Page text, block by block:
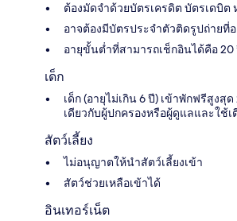
ต้องมัดจำด้วยบัตรเครดิต บัตรเดบิต
อาจต้องมีบัตรประจำตัวติดรูปถ่ายที่
อายุขั้นต่ำที่สามารถเช็กอินได้คือ 20
เด็ก
เด็ก (อายุไม่เกิน 6 ปี) เข้าพักฟรีสูงสุ
เดียวกับผู้ปกครองหรือผู้ดูแลและใช้
สัตว์เลี้ยง
ไม่อนุญาตให้นำสัตว์เลี้ยงเข้า
สัตว์ช่วยเหลือเข้าได้
อินเทอร์เน็ต